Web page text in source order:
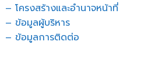
– โครงสร้างและอำนาจหน้าที่
– ข้อมูลผู้บริหาร
– ข้อมูลการติดต่อ